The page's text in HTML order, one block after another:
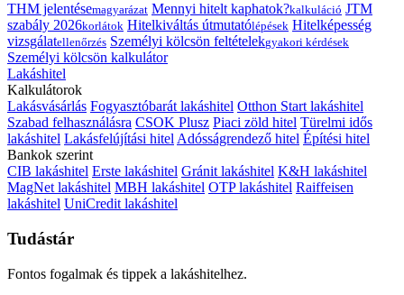
THM jelentésemagyarázat Mennyi hitelt kaphatok?kalkuláció JTM
szabály 2026korlátok Hitelkiváltás útmutatólépések Hitelképesség
vizsgálatellenőrzés Személyi kölcsön feltételekgyakori kérdések
Személyi kölcsön kalkulátor
Lakáshitel
Kalkulátorok
Lakásvásárlás Fogyasztóbarát lakáshitel Otthon Start lakáshitel
Szabad felhasználásra CSOK Plusz Piaci zöld hitel Türelmi idős
lakáshitel Lakásfelújítási hitelAdósságrendező hitel Építési hitel
Bankok szerint
CIB lakáshitel Erste lakáshitel Gránit lakáshitel K&H lakáshitel
MagNet lakáshitel MBH lakáshitel OTP lakáshitel Raiffeisen
lakáshitel UniCredit lakáshitel
Tudástár
Fontos fogalmak és tippek a lakáshitelhez.